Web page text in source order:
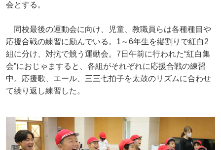
会とする。
同校最後の運動会に向け、児童、教職員らは各種種目や
応援合戦の練習に励んでいる。1～6年生を縦割りで紅白2
組に分け、対抗で競う運動会。7日午前に行われた“紅白集
会”におじゃますると、各組がそれぞれに応援合戦の練習
中。応援歌、エール、三三七拍子を太鼓のリズムに合わせ
て繰り返し練習した。